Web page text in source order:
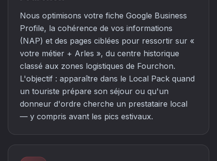
Nous optimisons votre fiche Google Business
Profile, la cohérence de vos informations
(NAP) et des pages ciblées pour ressortir sur «
votre métier + Arles », du centre historique
classé aux zones logistiques de Fourchon.
L'objectif : apparaître dans le Local Pack quand
un touriste prépare son séjour ou qu'un
donneur d'ordre cherche un prestataire local
— y compris avant les pics estivaux.